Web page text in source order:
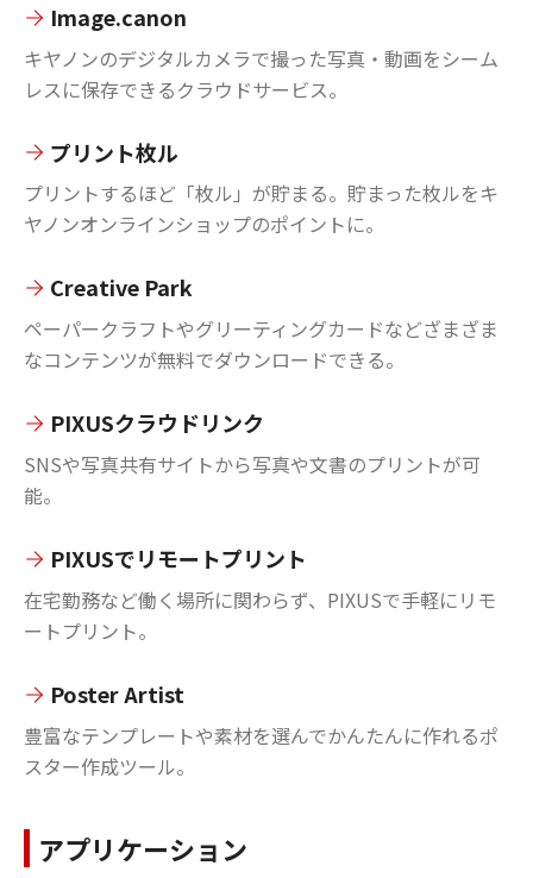
Image.canon
キヤノンのデジタルカメラで撮った写真・動画をシーム
レスに保存できるクラウドサービス。
プリント枚ル
プリントするほど「枚ル」が貯まる。貯まった枚ルをキ
ヤノンオンラインショップのポイントに。
Creative Park
ペーパークラフトやグリーティングカードなどざまざま
なコンテンツが無料でダウンロードできる。
PIXUSクラウドリンク
SNSや写真共有サイトから写真や文書のプリントが可
能。
PIXUSでリモートプリント
在宅勤務など働く場所に関わらず、PIXUSで手軽にリモ
ートプリント。
Poster Artist
豊富なテンプレートや素材を選んでかんたんに作れるポ
スター作成ツール。
アプリケーション